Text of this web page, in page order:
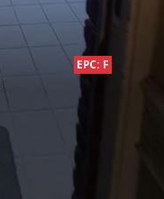
EPC: F